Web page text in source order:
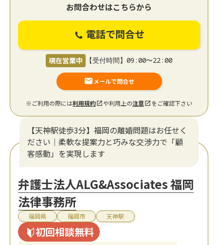
お問合わせはこちらから
電話で問合せ
現在営業中 【受付時間】09:00〜22:00
メールで問合せ
※ご利用の際には利用規約 や利用上の注意 をご確認下さい
【天神駅徒歩3分】福岡の離婚問題はお任せく
ださい｜柔軟な提案力と巧みな交渉力で「顧
客感動」を実現します
弁護士法人ALG&Associates 福岡
法律事務所
福岡県 福岡市 天神駅
初回相談無料